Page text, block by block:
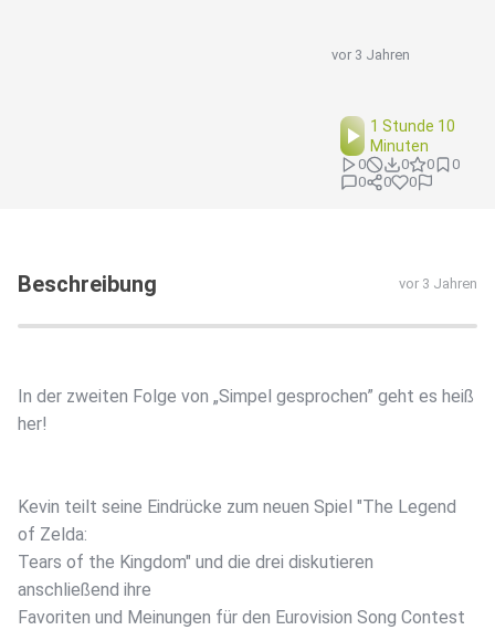
vor 3 Jahren
1 Stunde 10
Minuten
0 0 0
0
0
0 0
Beschreibung vor 3 Jahren
In der zweiten Folge von „Simpel gesprochen” geht es heiß
her!
Kevin teilt seine Eindrücke zum neuen Spiel "The Legend
of Zelda:
Tears of the Kingdom" und die drei diskutieren
anschließend ihre
Favoriten und Meinungen für den Eurovision Song Contest